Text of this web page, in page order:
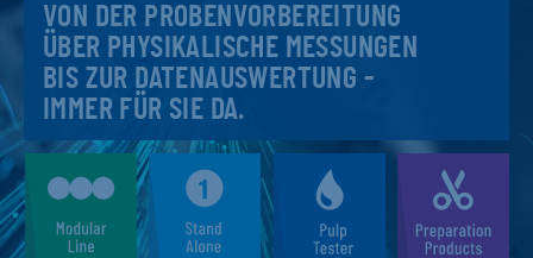
VON DER PROBENVORBEREITUNG
ÜBER PHYSIKALISCHE MESSUNGEN
BIS ZUR DATENAUSWERTUNG -
IMMER FÜR SIE DA.